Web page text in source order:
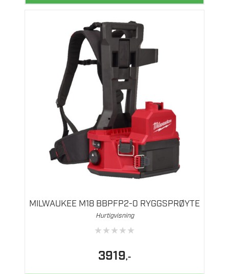
MILWAUKEE M18 BBPFP2-0 RYGGSPRØYTE
Hurtigvisning
★★★★★
3919,-